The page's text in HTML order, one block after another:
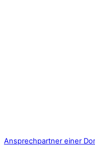
Ansprechpartner einer